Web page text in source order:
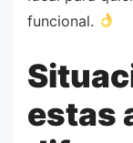
funcional.
estas